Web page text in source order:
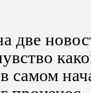
две
самом